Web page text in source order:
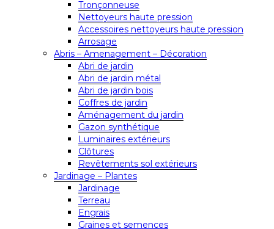
Tronçonneuse
Nettoyeurs haute pression
Accessoires nettoyeurs haute pression
Arrosage
Abris – Amenagement – Décoration
Abri de jardin
Abri de jardin métal
Abri de jardin bois
Coffres de jardin
Aménagement du jardin
Gazon synthétique
Luminaires extérieurs
Clôtures
Revêtements sol extérieurs
Jardinage – Plantes
Jardinage
Terreau
Engrais
Graines et semences